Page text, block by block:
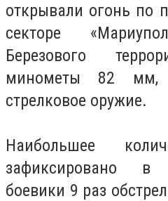
открывали огонь по
секторе
Березового
минометы 82 мм,
стрелковое оружие.
Наибольшее
зафиксировано
боевики 9 раз